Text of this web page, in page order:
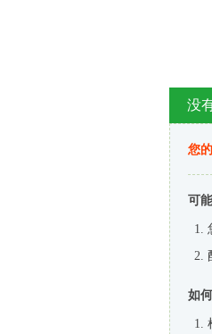
没
您
可
如